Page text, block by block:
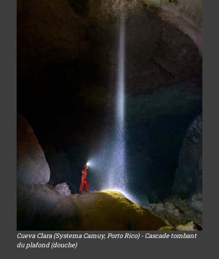
Cueva Clara (Systema Camuy, Porto Rico) - Cascade tombant
du plafond (douche)